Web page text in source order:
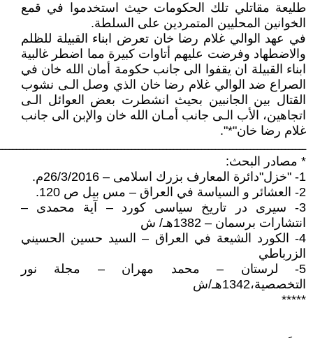
طليعة مقاتلي تلك الحكومات حيث استخدموا في قمع
الخوانين المحليين المتمردين على السلطة.
في عهد الوالي غلام رضا خان تعرض ابناء القبيلة للظلم
والاضطهاد وفرضت عليهم أتاوات كبيرة مما اضطر غالبية
ابناء القبيلة ان يقفوا الى جانب حكومة أمان الله خان في
الصراع ضد الوالي غلام رضا خان الذي وصل الـى نشوب
القتال بين الجانبين بحيث انشطرت بعض العوائل الـى
اتجاهين، الأب الـى جانب أمـان الله خان والإبن الى جانب
غلام رضا خان"*".
* مصادر البحث:
1- "خزل"دائرة المعارف بزرك اسلامى – 26/3/2016م.
2- العشائر و السياسة في العراق – مس بيل ص 120.
3- سيرى در تاريخ سياسى كورد – آية محمدى –
انتشارات برسمان – 1382هـ/ ش
4- الكورد الشيعة في العراق – السيد حسين الحسيني
الزرباطي
5- لرستان – محمد مهران – مجلة نور
التخصصية،1342هـ/ش
*****